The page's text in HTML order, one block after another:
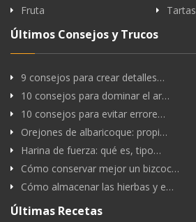
Fruta
Tartas
Últimos Consejos y Trucos
9 consejos para crear detalles…
10 consejos para dominar el ar…
10 consejos para evitar errore…
Orejones de albaricoque: propi…
Harina de fuerza: qué es, tipo…
Cómo conservar mejor un bizcoc…
Cómo almacenar las hierbas y e…
Últimas Recetas